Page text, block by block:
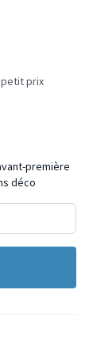
prix
première
déco